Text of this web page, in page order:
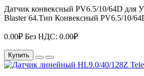
Датчик конвексный PV6.5/10/64D для
Blaster 64.Тип Конвексный PV6.5/10/
0.00₽ Без НДС: 0.00₽
Купить